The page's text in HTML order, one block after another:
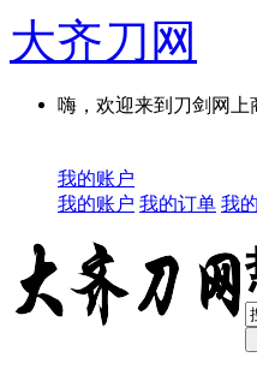
大齐刀网
嗨，欢迎来到刀剑网上
我的账户
我的账户 我的订单 我